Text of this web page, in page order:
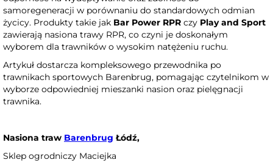
samoregeneracji w porównaniu do standardowych odmian
życicy. Produkty takie jak Bar Power RPR czy Play and Sport
zawierają nasiona trawy RPR, co czyni je doskonałym
wyborem dla trawników o wysokim natężeniu ruchu.
Artykuł dostarcza kompleksowego przewodnika po
trawnikach sportowych Barenbrug, pomagając czytelnikom w
wyborze odpowiedniej mieszanki nasion oraz pielęgnacji
trawnika.
Nasiona traw Barenbrug Łódź,
Sklep ogrodniczy Maciejka